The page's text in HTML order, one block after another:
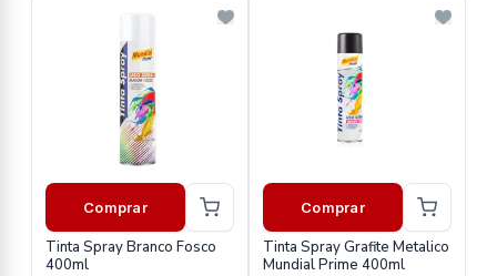
Comprar
Tinta Spray Branco Fosco
400ml
Comprar
Tinta Spray Grafite Metalico
Mundial Prime 400ml